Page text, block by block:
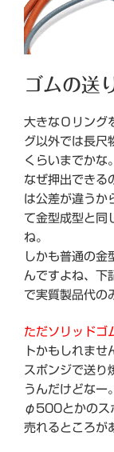
ゴムの送
大きなＯリング
グ以外では長
くらいまでかな。
なぜ押出できる
は公差が違うか
て金型成型と同
ね。
しかも普通の金
んですよね、下
で実質製品代の
ただソリッドゴ
トかもしれませ
スポンジで送り
うんだけどなー。
φ500とかのス
売れるところが